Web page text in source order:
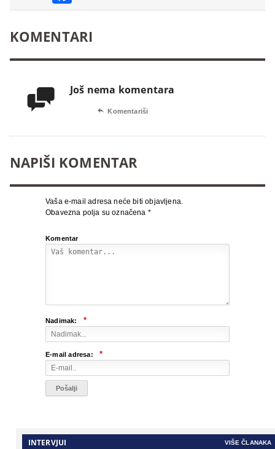
KOMENTARI
 Još nema komentara
 Komentariši
NAPIŠI KOMENTAR
Vaša e-mail adresa neće biti objavljena.
Obavezna polja su označena *
Komentar
Nadimak: *
E-mail adresa: *
INTERVJUI VIŠE ČLANAKA